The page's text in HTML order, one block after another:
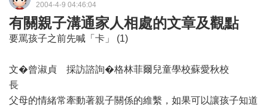
2004-4-9 04:46:04
有關親子溝通家人相處的文章及觀點
要罵孩子之前先喊「卡」 (1)
文�曾淑貞 採訪諮詢�格林菲爾兒童學校蘇愛秋校
長
父母的情緒常牽動著親子關係的維繫，如果可以讓孩子知道